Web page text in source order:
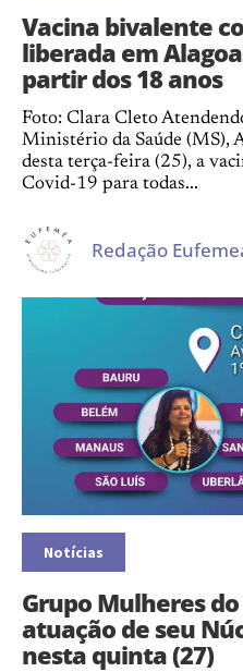
Vacina bivalente
liberada em
partir dos 18 anos
Foto: Clara Cleto
Ministério da Saúde (MS),
desta terça-feira (25), a
Covid-19 para todas...
Redação
Notícias
Grupo Mulheres
atuação de seu
nesta quinta (27)